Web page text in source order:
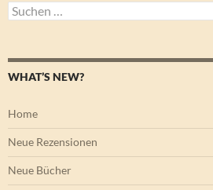
Suchen
nach:
WHAT’S NEW?
Home
Neue Rezensionen
Neue Bücher